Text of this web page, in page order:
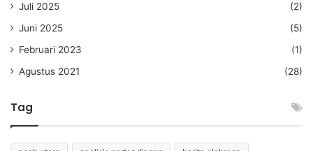
Juli 2025
(2)
Juni 2025
(5)
Februari 2023
(1)
Agustus 2021
(28)
Tag